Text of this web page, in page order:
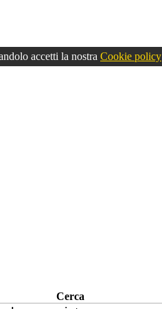
accetti la nostra Cookie policy
Cerca